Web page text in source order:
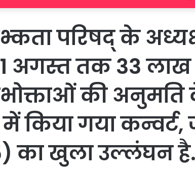
परिषद् के
अगस्त तक 33 लाख
की अनुमति
में किया गया
का खुला